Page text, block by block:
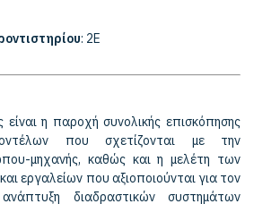
: 2Ε
η παροχή συνολικής επισκόπησης
που σχετίζονται με την
μηχανής, καθώς και η μελέτη των
εργαλείων που αξιοποιούνται για τον
διαδραστικών συστημάτων